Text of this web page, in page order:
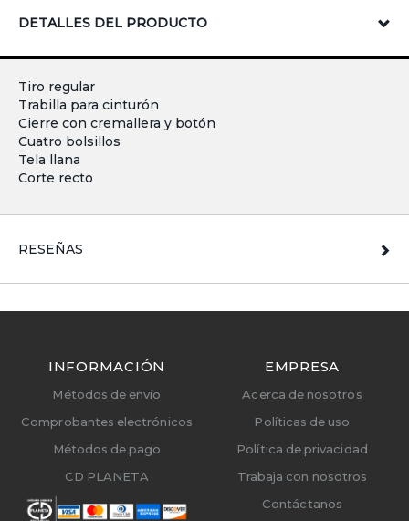
DETALLES DEL PRODUCTO
Tiro regular
Trabilla para cinturón
Cierre con cremallera y botón
Cuatro bolsillos
Tela llana
Corte recto
RESEÑAS
INFORMACIÓN
Métodos de envío
Comprobantes electrónicos
Métodos de pago
CD PLANETA
EMPRESA
Acerca de nosotros
Políticas de uso
Política de privacidad
Trabaja con nosotros
Contáctanos